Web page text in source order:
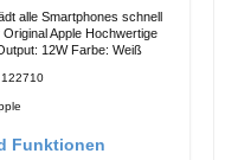
alle Smartphones schnell
A Output: 12W Farbe: Weiß
122710
Funktionen